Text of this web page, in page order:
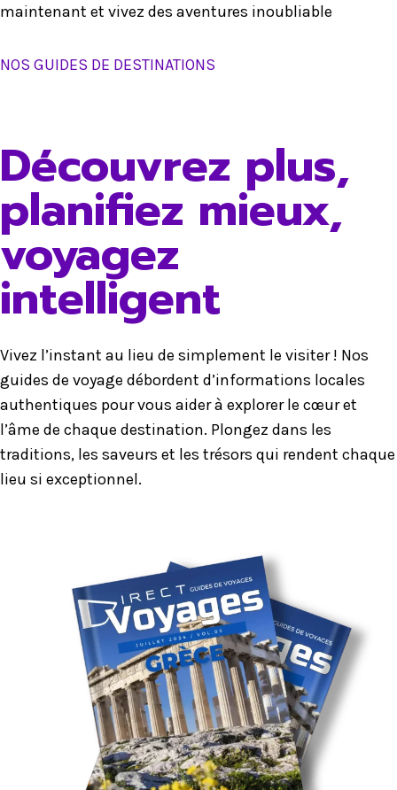
maintenant et vivez des aventures inoubliable
NOS GUIDES DE DESTINATIONS
Découvrez plus,
planifiez mieux,
voyagez
intelligent
Vivez l’instant au lieu de simplement le visiter ! Nos
guides de voyage débordent d’informations locales
authentiques pour vous aider à explorer le cœur et
l’âme de chaque destination. Plongez dans les
traditions, les saveurs et les trésors qui rendent chaque
lieu si exceptionnel.